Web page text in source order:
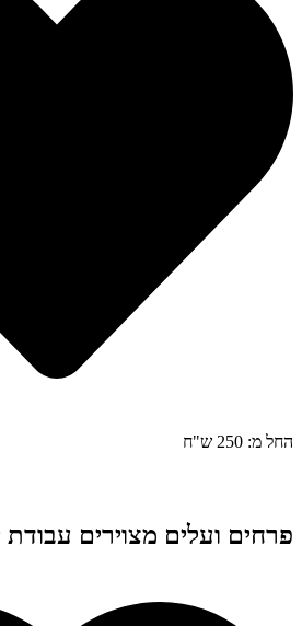
החל מ: 250 ש"ח
פרחים ועלים מצוירים עבודת